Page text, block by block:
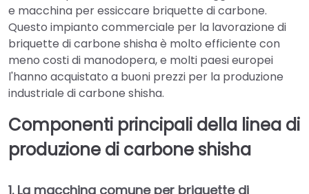
e macchina per essiccare briquette di carbone.
Questo impianto commerciale per la lavorazione di
briquette di carbone shisha è molto efficiente con
meno costi di manodopera, e molti paesi europei
l'hanno acquistato a buoni prezzi per la produzione
industriale di carbone shisha.
Componenti principali della linea di
produzione di carbone shisha
1. La macchina comune per briquette di